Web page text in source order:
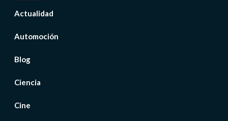
Actualidad
Automoción
Blog
Ciencia
Cine